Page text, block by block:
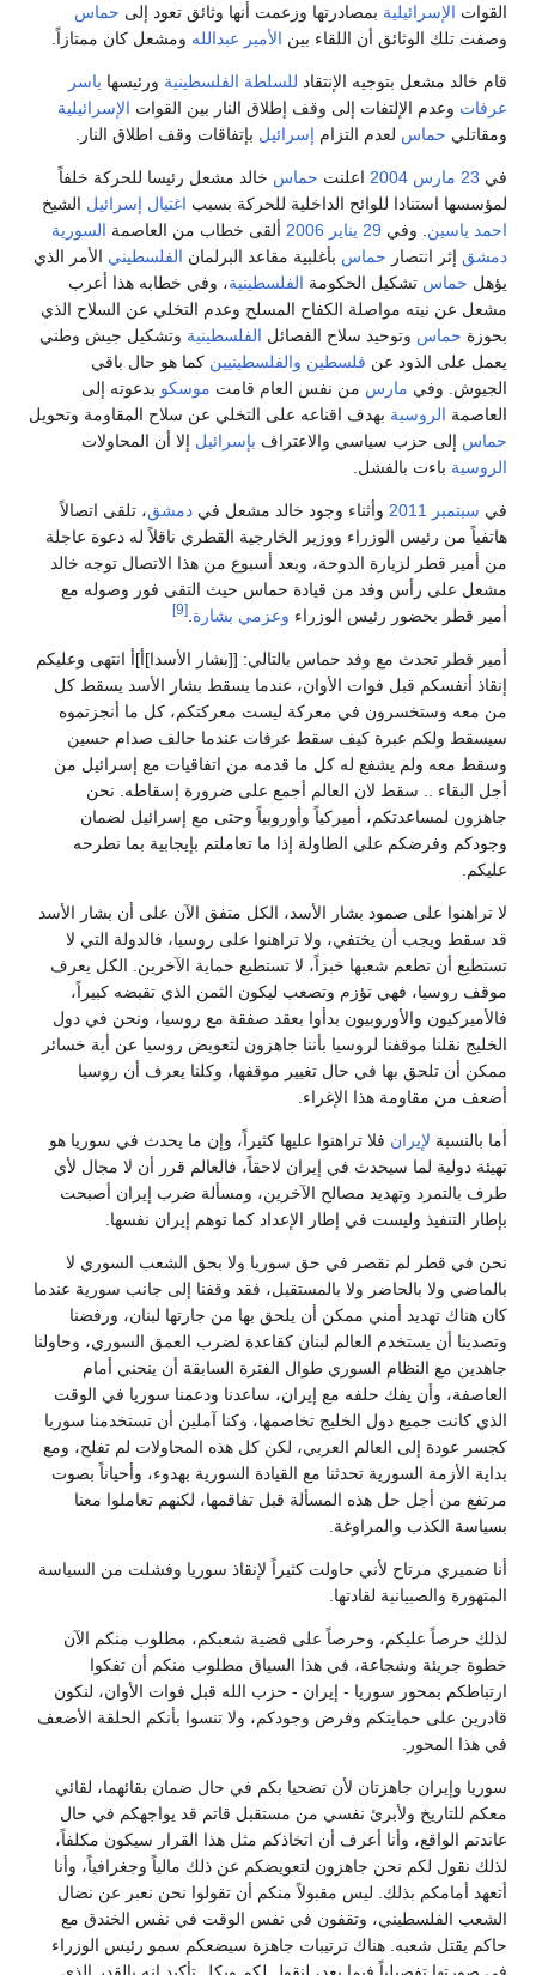
القوات الإسرائيلية بمصادرتها وزعمت أنها وثائق تعود إلى حماس
وصفت تلك الوثائق أن اللقاء بين الأمير عبدالله ومشعل كان ممتازاً.
قام خالد مشعل بتوجيه الإنتقاد للسلطة الفلسطينية ورئيسها ياسر
عرفات وعدم الإلتفات إلى وقف إطلاق النار بين القوات الإسرائيلية
ومقاتلي حماس لعدم التزام إسرائيل بإتفاقات وقف اطلاق النار.
في 23 مارس 2004 اعلنت حماس خالد مشعل رئيسا للحركة خلفاً
لمؤسسها استنادا للوائح الداخلية للحركة بسبب اغتيال إسرائيل الشيخ
احمد ياسين . وفي 29 يناير 2006 ألقى خطاب من العاصمة السورية
دمشق إثر انتصار حماس بأغلبية مقاعد البرلمان الفلسطيني الأمر الذي
يؤهل حماس تشكيل الحكومة الفلسطينية، وفي خطابه هذا أعرب
مشعل عن نيته مواصلة الكفاح المسلح وعدم التخلي عن السلاح الذي
بحوزة حماس وتوحيد سلاح الفصائل الفلسطينية وتشكيل جيش وطني
يعمل على الذود عن فلسطين والفلسطينيين كما هو حال باقي
الجيوش. وفي مارس من نفس العام قامت موسكو بدعوته إلى
العاصمة الروسية بهدف اقناعه على التخلي عن سلاح المقاومة وتحويل
حماس إلى حزب سياسي والاعتراف بإسرائيل إلا أن المحاولات
الروسية باءت بالفشل.
في سبتمبر 2011 وأثناء وجود خالد مشعل في دمشق، تلقى اتصالاً
هاتفياً من رئيس الوزراء ووزير الخارجية القطري ناقلاً له دعوة عاجلة
من أمير قطر لزيارة الدوحة، وبعد أسبوع من هذا الاتصال توجه خالد
مشعل على رأس وفد من قيادة حماس حيث التقى فور وصوله مع
أمير قطر بحضور رئيس الوزراء وعزمي بشارة [9]
أمير قطر تحدث مع وفد حماس بالتالي: [[بشار الأسدا]أ]أ انتهى وعليكم
إنقاذ أنفسكم قبل فوات الأوان، عندما يسقط بشار الأسد يسقط كل
من معه وستخسرون في معركة ليست معركتكم، كل ما أنجزتموه
سيسقط ولكم عبرة كيف سقط عرفات عندما حالف صدام حسين
وسقط معه ولم يشفع له كل ما قدمه من اتفاقيات مع إسرائيل من
أجل البقاء .. سقط لان العالم أجمع على ضرورة إسقاطه. نحن
جاهزون لمساعدتكم، أميركياً وأوروبياً وحتى مع إسرائيل لضمان
وجودكم وفرضكم على الطاولة إذا ما تعاملتم بإيجابية بما نطرحه
عليكم.
لا تراهنوا على صمود بشار الأسد، الكل متفق الآن على أن بشار الأسد
قد سقط ويجب أن يختفي، ولا تراهنوا على روسيا، فالدولة التي لا
تستطيع أن تطعم شعبها خبزاً، لا تستطيع حماية الآخرين. الكل يعرف
موقف روسيا، فهي تؤزم وتصعب ليكون الثمن الذي تقبضه كبيراً،
فالأميركيون والأوروبيون بدأوا بعقد صفقة مع روسيا، ونحن في دول
الخليج نقلنا موقفنا لروسيا بأننا جاهزون لتعويض روسيا عن أية خسائر
ممكن أن تلحق بها في حال تغيير موقفها، وكلنا يعرف أن روسيا
أضعف من مقاومة هذا الإغراء.
أما بالنسبة لإيران فلا تراهنوا عليها كثيراً، وإن ما يحدث في سوريا هو
تهيئة دولية لما سيحدث في إيران لاحقاً، فالعالم قرر أن لا مجال لأي
طرف بالتمرد وتهديد مصالح الآخرين، ومسألة ضرب إيران أصبحت
بإطار التنفيذ وليست في إطار الإعداد كما توهم إيران نفسها.
نحن في قطر لم نقصر في حق سوريا ولا بحق الشعب السوري لا
بالماضي ولا بالحاضر ولا بالمستقبل، فقد وقفنا إلى جانب سورية عندما
كان هناك تهديد أمني ممكن أن يلحق بها من جارتها لبنان، ورفضنا
وتصدينا أن يستخدم العالم لبنان كقاعدة لضرب العمق السوري، وحاولنا
جاهدين مع النظام السوري طوال الفترة السابقة أن ينحني أمام
العاصفة، وأن يفك حلفه مع إيران، ساعدنا ودعمنا سوريا في الوقت
الذي كانت جميع دول الخليج تخاصمها، وكنا آملين أن تستخدمنا سوريا
كجسر عودة إلى العالم العربي، لكن كل هذه المحاولات لم تفلح، ومع
بداية الأزمة السورية تحدثنا مع القيادة السورية بهدوء، وأحياناً بصوت
مرتفع من أجل حل هذه المسألة قبل تفاقمها، لكنهم تعاملوا معنا
بسياسة الكذب والمراوغة.
أنا ضميري مرتاح لأني حاولت كثيراً لإنقاذ سوريا وفشلت من السياسة
المتهورة والصبيانية لقادتها.
لذلك حرصاً عليكم، وحرصاً على قضية شعبكم، مطلوب منكم الآن
خطوة جريئة وشجاعة، في هذا السياق مطلوب منكم أن تفكوا
ارتباطكم بمحور سوريا - إيران - حزب الله قبل فوات الأوان، لنكون
قادرين على حمايتكم وفرض وجودكم، ولا تنسوا بأنكم الحلقة الأضعف
في هذا المحور.
سوريا وإيران جاهزتان لأن تضحيا بكم في حال ضمان بقائهما، لقائي
معكم للتاريخ ولأبرئ نفسي من مستقبل قاتم قد يواجهكم في حال
عاندتم الواقع، وأنا أعرف أن اتخاذكم مثل هذا القرار سيكون مكلفاً،
لذلك نقول لكم نحن جاهزون لتعويضكم عن ذلك مالياً وجغرافياً، وأنا
أتعهد أمامكم بذلك. ليس مقبولاً منكم أن تقولوا نحن نعبر عن نضال
الشعب الفلسطيني، وتقفون في نفس الوقت في نفس الخندق مع
حاكم يقتل شعبه. هناك ترتيبات جاهزة سيضعكم سمو رئيس الوزراء